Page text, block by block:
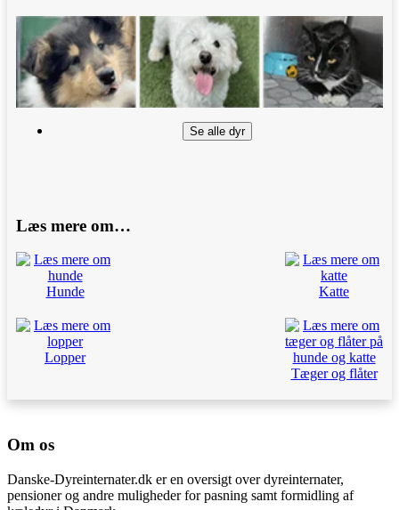
Se alle dyr
Læs mere om…
Hunde Katte
Lopper
Tæger og flåter
Om os
Danske-Dyreinternater.dk er en oversigt over dyreinternater,
pensioner og andre muligheder for pasning samt formidling af